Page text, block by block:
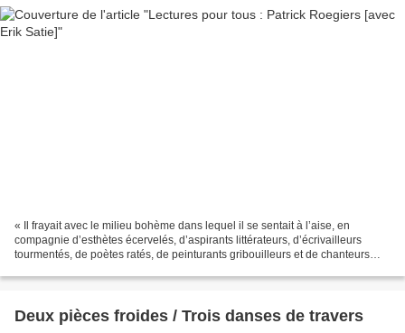
« Il frayait avec le milieu bohème dans lequel il se sentait à l’aise, en
compagnie d’esthètes écervelés, d’aspirants littérateurs, d’écrivailleurs
tourmentés, de poètes ratés, de peinturants gribouilleurs et de chanteurs
Deux pièces froides / Trois danses de travers